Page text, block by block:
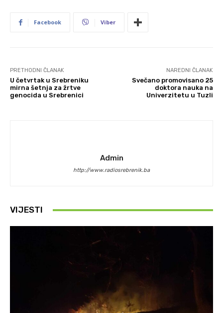
Facebook Viber
PRETHODNI ČLANAK
U četvrtak u Srebreniku
mirna šetnja za žrtve
genocida u Srebrenici
NAREDNI ČLANAK
Svečano promovisano 25
doktora nauka na
Univerzitetu u Tuzli
Admin
http://www.radiosrebrenik.ba
VIJESTI